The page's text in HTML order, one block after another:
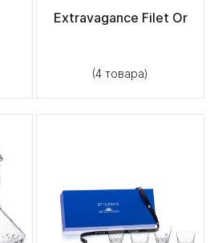
Extravagance Filet Or
(4 товара)